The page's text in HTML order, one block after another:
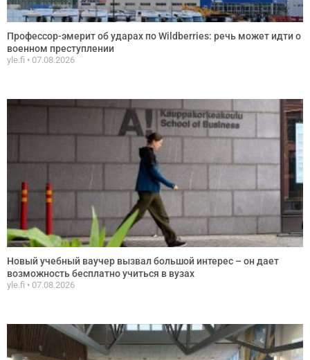
Профессор-эмерит об ударах по Wildberries: речь может идти о
военном преступлении
yle.fi 07.08.2026
Новый учебный ваучер вызвал большой интерес – он дает
возможность бесплатно учиться в вузах
yle.fi 07.08.2026